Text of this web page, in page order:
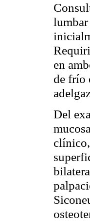
en
de frío
Del